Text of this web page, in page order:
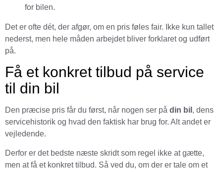
for bilen.
Det er ofte dét, der afgør, om en pris føles fair. Ikke kun tallet
nederst, men hele måden arbejdet bliver forklaret og udført
på.
Få et konkret tilbud på service
til din bil
Den præcise pris får du først, når nogen ser på din bil , dens
servicehistorik og hvad den faktisk har brug for. Alt andet er
vejledende.
Derfor er det bedste næste skridt som regel ikke at gætte,
men at få et konkret tilbud. Så ved du, om der er tale om et